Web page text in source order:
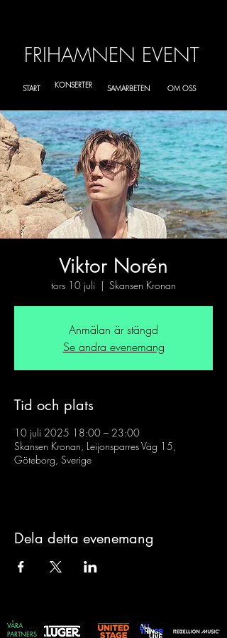
FRIHAMNEN EVENT
START OM OSS
SAMARBETEN
KONSERTER
Viktor Norén
tors 10 juli
  |
Skansen Kronan
Anmälan är stängd
Se andra evenemang
Tid och plats
10 juli 2025 18:00 – 23:00
Skansen Kronan, Leijonsparres Väg 15,
Göteborg, Sverige
Dela detta evenemang
VÅRA
PARTNERS